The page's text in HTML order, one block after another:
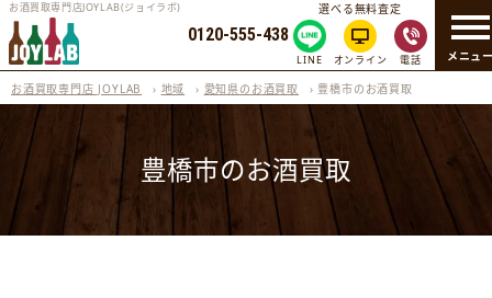
メニュ
お酒買取専門店JOYLAB(ジョイラボ)
0120-555-438
選べる無料査定
LINE オンライン 電話
お酒買取専門店 JOYLAB › 地域 › 愛知県のお酒買取 › 豊橋市のお酒買取
豊橋市のお酒買取